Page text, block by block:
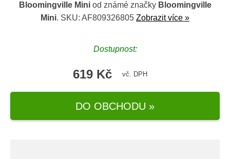
Bloomingville Miniod známé značky Bloomingville
Mini. SKU: AF809326805 Zobrazit více »
Dostupnost:
619 Kč vč. DPH
DO OBCHODU »